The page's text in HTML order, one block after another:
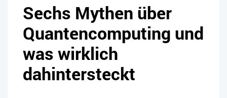
Sechs Mythen über
Quantencomputing und
was wirklich
dahintersteckt